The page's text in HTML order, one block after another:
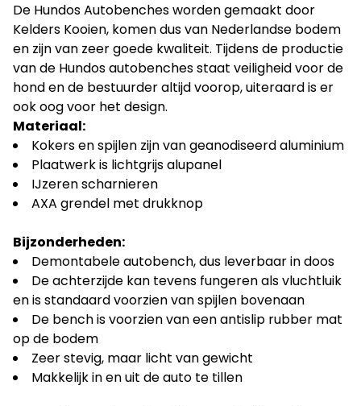
De Hundos Autobenches worden gemaakt door
Kelders Kooien, komen dus van Nederlandse bodem
en zijn van zeer goede kwaliteit. Tijdens de productie
van de Hundos autobenches staat veiligheid voor de
hond en de bestuurder altijd voorop, uiteraard is er
ook oog voor het design.
Materiaal:
Kokers en spijlen zijn van geanodiseerd aluminium
Plaatwerk is lichtgrijs alupanel
IJzeren scharnieren
AXA grendel met drukknop
Bijzonderheden:
Demontabele autobench, dus leverbaar in doos
De achterzijde kan tevens fungeren als vluchtluik
en is standaard voorzien van spijlen bovenaan
De bench is voorzien van een antislip rubber mat
op de bodem
Zeer stevig, maar licht van gewicht
Makkelijk in en uit de auto te tillen